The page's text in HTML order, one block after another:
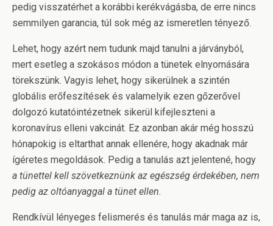
pedig visszatérhet a korábbi kerékvágásba, de erre nincs
semmilyen garancia, túl sok még az ismeretlen tényező.
Lehet, hogy azért nem tudunk majd tanulni a járványból,
mert esetleg a szokásos módon a tünetek elnyomására
törekszünk. Vagyis lehet, hogy sikerülnek a szintén
globális erőfeszítések és valamelyik ezen gőzerővel
dolgozó kutatóintézetnek sikerül kifejleszteni a
koronavírus elleni vakcinát. Ez azonban akár még hosszú
hónapokig is eltarthat annak ellenére, hogy akadnak már
ígéretes megoldások. Pedig a tanulás azt jelentené, hogy
a tünettel kell szövetkeznünk az egészség érdekében, nem
pedig az oltóanyaggal a tünet ellen.
Rendkívül lényeges felismerés és tanulás már maga az is,